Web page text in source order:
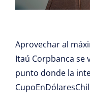
Aprovechar al
Itaú Corpbanca se
punto donde la